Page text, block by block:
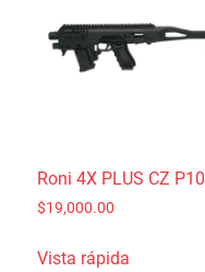
Roni 4X PLUS CZ P10
$19,000.00
Vista rápida